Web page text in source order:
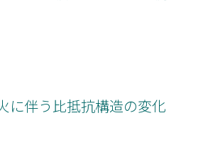
に伴う比抵抗構造の変化